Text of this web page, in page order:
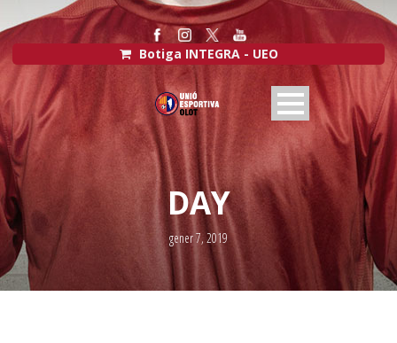
Botiga INTEGRA - UEO
DAY
gener 7, 2019